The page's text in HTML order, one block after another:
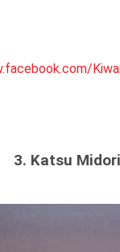
3. Katsu Midori